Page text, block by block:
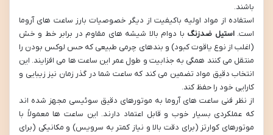
باشند.
استفاده از مواد اولیه باکیفیت از دیگر خصوصیات بارز ساعت های آروما
است.استیل ضدزنگ با دوام بالا شیشه های مقاوم در برابر خط و خش
(اغلب از نوع یاقوت کبود) و بندهای چرمی طبیعی که حس لوکس بودن را
منتقل می کنند همگی به جذابیت و طول عمر این ساعت ها می افزایند. این
انتخاب دقیق مواد تضمین می کند که ساعت شما در گذر زمان نیز زیبایی و
کارایی خود را حفظ کند.
از نظر فنی ساعت های آروما به موتورهای دقیق سوئیسی مجهز شده اند
که عملکردی بسیار خوب و قابل اعتماد دارند. این ساعت ها معمولاً با
موتورهای کوارتز (برای دقت بالا و نیاز کمتر به سرویس) و مکانیکی (برای